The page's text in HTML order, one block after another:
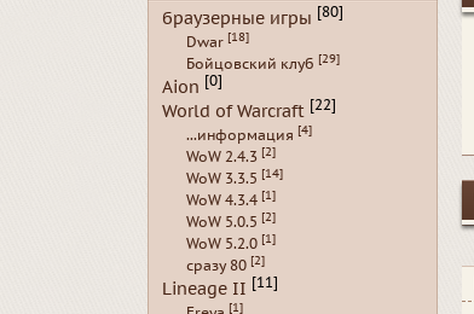
браузерные игры [80]
Dwar [18]
Бойцовский клуб [29]
Aion [0]
World of Warcraft [22]
...информация [4]
WoW 2.4.3 [2]
WoW 3.3.5 [14]
WoW 4.3.4 [1]
WoW 5.0.5 [2]
WoW 5.2.0 [1]
сразу 80 [2]
Lineage II [11]
[1]